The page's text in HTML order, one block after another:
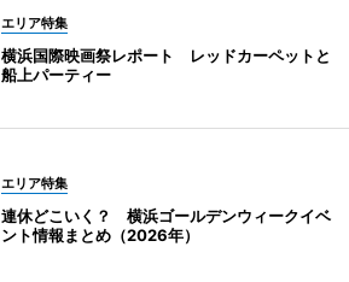
エリア特集
横浜国際映画祭レポート レッドカーペットと
船上パーティー
エリア特集
連休どこいく？ 横浜ゴールデンウィークイベ
ント情報まとめ（2026年）